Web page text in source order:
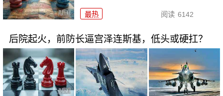
最热 阅读 6142
后院起火，前防长逼宫泽连斯基，低头或硬扛？